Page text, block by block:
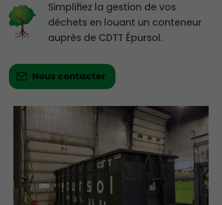
Simplifiez la gestion de vos
déchets en louant un conteneur
auprès de CDTT Épursol.
Nous contacter